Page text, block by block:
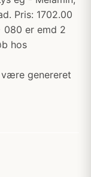
Pris: 1702.00
080 er emd 2
hos
genereret